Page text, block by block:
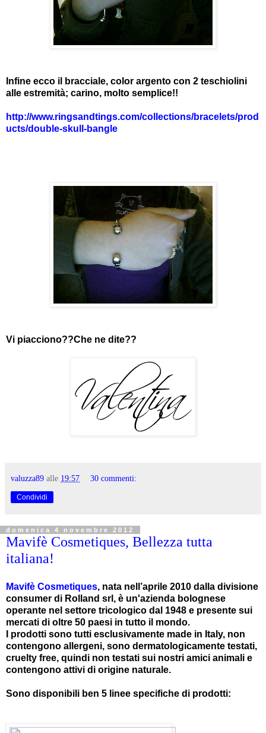
Infine ecco il bracciale, color argento con 2 teschiolini
alle estremità; carino, molto semplice!!
http://www.ringsandtings.com/collections/bracelets/prod
ucts/double-skull-bangle
Vi piacciono??Che ne dite??
valuzza89 alle 19:57 30 commenti:
Condividi
domenica 4 novembre 2012
Mavifè Cosmetiques, Bellezza tutta
italiana!
Mavifè Cosmetiques, nata nell’aprile 2010 dalla divisione
consumer di Rolland srl, è un'azienda bolognese
operante nel settore tricologico dal 1948 e presente sui
mercati di oltre 50 paesi in tutto il mondo.
I prodotti sono tutti esclusivamente made in Italy, non
contengono allergeni, sono dermatologicamente testati,
cruelty free, quindi non testati sui nostri amici animali e
contengono attivi di origine naturale.
Sono disponibili ben 5 linee specifiche di prodotti: